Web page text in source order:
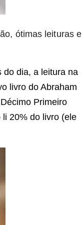
ótimas leituras e
do dia, a leitura na
livro do Abraham
Primeiro
20% do livro (ele